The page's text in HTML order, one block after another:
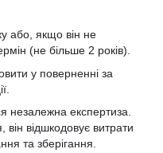
або, якщо він не
(не більше 2 років).
у поверненні за
незалежна експертиза.
відшкодовує витрати
та зберігання.